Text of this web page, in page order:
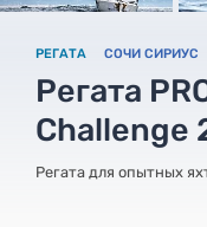
РЕГАТА СОЧИ СИРИУС
Регата
Challenge
Регата для опытных